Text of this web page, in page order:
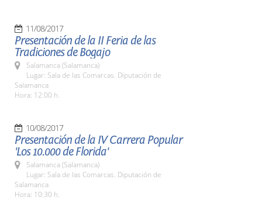
11/08/2017
Presentación de la II Feria de las
Tradiciones de Bogajo
Salamanca (Salamanca)
Lugar: Sala de las Comarcas. Diputación de
Salamanca
Hora: 12:00 h.
10/08/2017
Presentación de la IV Carrera Popular
'Los 10.000 de Florida'
Salamanca (Salamanca)
Lugar: Sala de las Comarcas. Diputación de
Salamanca
Hora: 10:30 h.